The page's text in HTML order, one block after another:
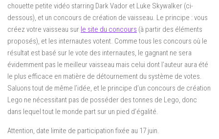
chouette petite vidéo starring Dark Vador et Luke Skywalker (ci-
dessous), et un concours de création de vaisseau. Le principe : vous
créez votre vaisseau sur le site du concours (à partir des éléments
proposés), et les internautes votent. Comme tous les concours où le
résultat est basé sur le vote des internautes, le gagnant ne sera
évidemment pas le meilleur vaisseau mais celui dont l’auteur aura été
le plus efficace en matière de détournement du système de votes.
Saluons tout de même l’idée, et le principe d’un concours de création
Lego ne nécessitant pas de posséder des tonnes de Lego, donc
dans lequel tout le monde part sur un pied d’égalité.
Attention, date limite de participation fixée au 17 juin.